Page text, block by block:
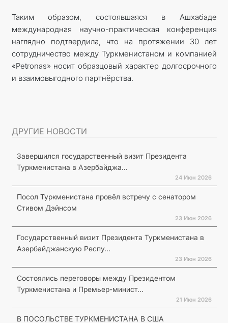
Таким образом, состоявшаяся в Ашхабаде
международная научно-практическая конференция
наглядно подтвердила, что на протяжении 30 лет
сотрудничество между Туркменистаном и компанией
«Petronas» носит образцовый характер долгосрочного
и взаимовыгодного партнёрства.
ДРУГИЕ НОВОСТИ
Завершился государственный визит Президента
Туркменистана в Азербайджа...
24 Июн 2026
Посол Туркменистана провёл встречу с сенатором
Стивом Дэйнсом
23 Июн 2026
Государственный визит Президента Туркменистана в
Азербайджанскую Респу...
23 Июн 2026
Состоялись переговоры между Президентом
Туркменистана и Премьер-минист...
21 Июн 2026
В ПОСОЛЬСТВЕ ТУРКМЕНИСТАНА В США